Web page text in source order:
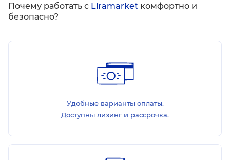
Почему работать с Liramarket комфортно и
безопасно?
Удобные варианты оплаты.
Доступны лизинг и рассрочка.